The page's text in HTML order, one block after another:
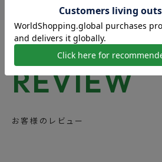
REVIEW
お客様のレビュー